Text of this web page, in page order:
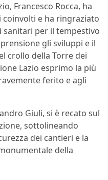
Francesco Rocca, ha
coinvolti e ha ringraziato
per il tempestivo
gli sviluppi e il
crollo della Torre dei
Lazio esprimo la più
ferito e agli
Giuli, si è recato sul
sottolineando
dei cantieri e la
della